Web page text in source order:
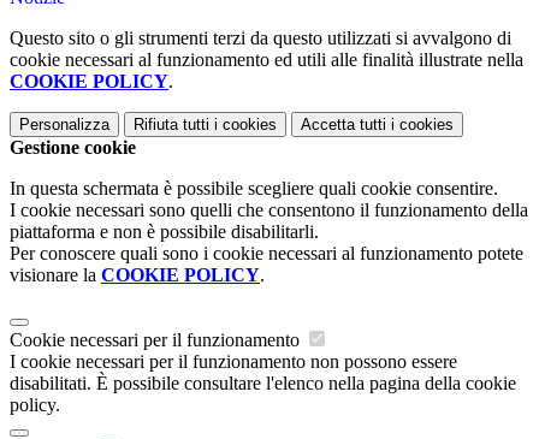
Questo sito o gli strumenti terzi da questo utilizzati si avvalgono di
cookie necessari al funzionamento ed utili alle finalità illustrate nella
COOKIE POLICY.
Personalizza Rifiuta tutti i cookies Accetta tutti i cookies
Gestione cookie
In questa schermata è possibile scegliere quali cookie consentire.
I cookie necessari sono quelli che consentono il funzionamento della
piattaforma e non è possibile disabilitarli.
Per conoscere quali sono i cookie necessari al funzionamento potete
visionare la COOKIE POLICY.
Cookie necessari per il funzionamento
I cookie necessari per il funzionamento non possono essere
disabilitati. È possibile consultare l'elenco nella pagina della cookie
policy.